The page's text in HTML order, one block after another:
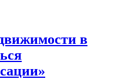
в